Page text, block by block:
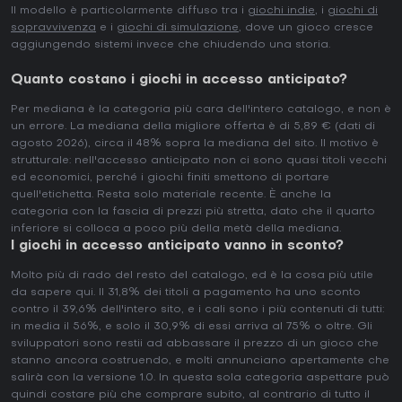
Il modello è particolarmente diffuso tra i giochi indie, i giochi di
sopravvivenza e i giochi di simulazione, dove un gioco cresce
aggiungendo sistemi invece che chiudendo una storia.
Quanto costano i giochi in accesso anticipato?
Per mediana è la categoria più cara dell'intero catalogo, e non è
un errore. La mediana della migliore offerta è di 5,89 € (dati di
agosto 2026), circa il 48% sopra la mediana del sito. Il motivo è
strutturale: nell'accesso anticipato non ci sono quasi titoli vecchi
ed economici, perché i giochi finiti smettono di portare
quell'etichetta. Resta solo materiale recente. È anche la
categoria con la fascia di prezzi più stretta, dato che il quarto
inferiore si colloca a poco più della metà della mediana.
I giochi in accesso anticipato vanno in sconto?
Molto più di rado del resto del catalogo, ed è la cosa più utile
da sapere qui. Il 31,8% dei titoli a pagamento ha uno sconto
contro il 39,6% dell'intero sito, e i cali sono i più contenuti di tutti:
in media il 56%, e solo il 30,9% di essi arriva al 75% o oltre. Gli
sviluppatori sono restii ad abbassare il prezzo di un gioco che
stanno ancora costruendo, e molti annunciano apertamente che
salirà con la versione 1.0. In questa sola categoria aspettare può
quindi costare più che comprare subito, al contrario di tutto il